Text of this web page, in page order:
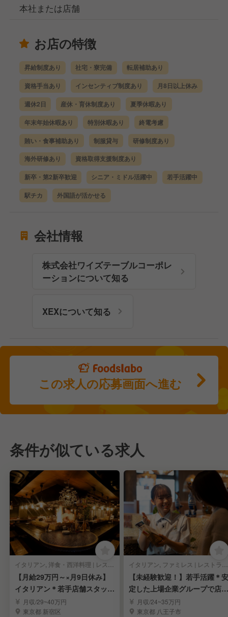
本社または店舗
お店の特徴
昇給制度あり 社宅・寮完備 転居補助あり
資格手当あり インセンティブ制度あり 月8日以上休み
週休2日 産休・育休制度あり 夏季休暇あり
年末年始休暇あり 特別休暇あり 終電考慮
賄い・食事補助あり 制服貸与 研修制度あり
海外研修あり 資格取得支援制度あり
新卒・第2新卒歓迎 シニア・ミドル活躍中 若手活躍中
駅チカ 外国語が活かせる
会社情報
株式会社ワイズテーブルコーポレ
ーションについて知る
XEXについて知る
この求人の応募画面へ進む
条件が似ている求人
イタリアン, 洋食・西洋料理 | レストランサービス・ホールスタッフ
【月給29万円～×月9日休み】
イタリアン＊若手店舗スタッフ
募集月収/29~40万円
東京都 新宿区
イタリアン, ファミレス | レストランサービス・ホールスタッフ
【未経験歓迎！】若手活躍＊安
定した上場企業グループで店長
を目指しませんか？
月収/24~35万円
東京都 八王子市